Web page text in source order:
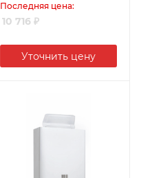
Последняя цена:
10 716 ₽
Уточнить цену